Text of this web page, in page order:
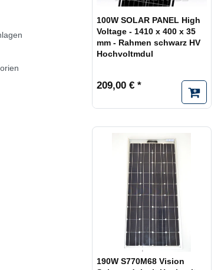
100W SOLAR PANEL High
Voltage - 1410 x 400 x 35
mm - Rahmen schwarz HV
Hochvoltmdul
209,00 € *
190W S770M68 Vision